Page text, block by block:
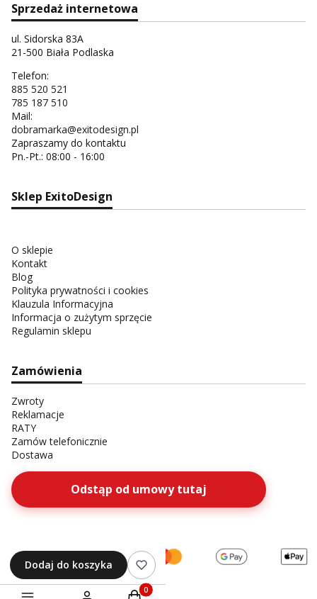
Sprzedaż internetowa
ul. Sidorska 83A
21-500 Biała Podlaska
Telefon:
885 520 521
785 187 510
Mail:
dobramarka@exitodesign.pl
Zapraszamy do kontaktu
Pn.-Pt.: 08:00 - 16:00
Sklep ExitoDesign
O sklepie
Kontakt
Blog
Polityka prywatności i cookies
Klauzula Informacyjna
Informacja o zużytym sprzęcie
Regulamin sklepu
Zamówienia
Zwroty
Reklamacje
RATY
Zamów telefonicznie
Dostawa
Odstąp od umowy tutaj
Dodaj do koszyka
Produkty w koszyku: 0. Zobacz szczegóły